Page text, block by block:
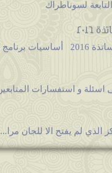
لسوناطراك
الذي لم يفتح الا للجان مرا...